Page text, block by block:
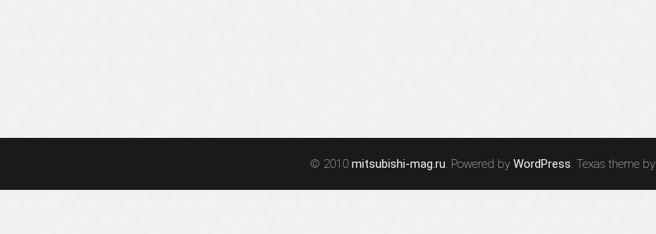
© 2010 mitsubishi-mag.ru. Powered by WordPress. Texas theme by